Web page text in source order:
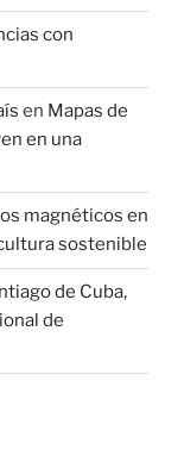
con
en Mapas de
en una
magnéticos en
sostenible
de Cuba,
de